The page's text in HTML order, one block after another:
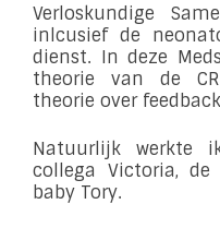
Verloskundige
inlcusief de
dienst. In deze
theorie van de
theorie over
Natuurlijk werkte
collega Victoria,
baby Tory.